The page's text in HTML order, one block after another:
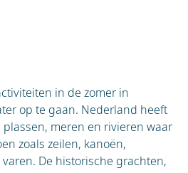
in de zomer in
op te gaan. Nederland heeft
meren en rivieren waar
zoals zeilen, kanoën,
De historische grachten,